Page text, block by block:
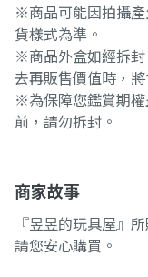
※商品可能因拍攝
貨樣式為準。
※商品外盒如經拆
去再販售價值時，
※為保障您鑑賞期
前，請勿拆封。
商家故事
『昱昱的玩具屋』
請您安心購買。